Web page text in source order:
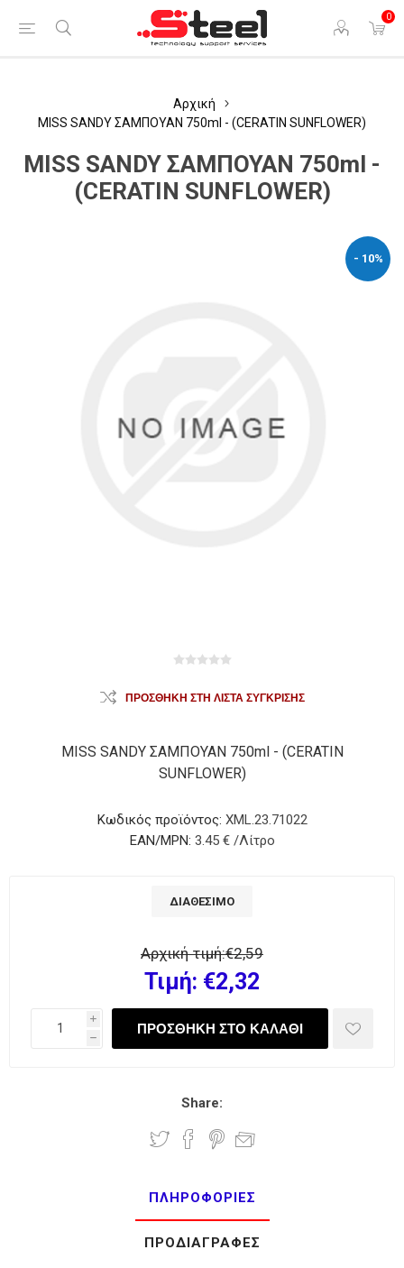
0
Αρχική
MISS SANDY ΣΑΜΠΟΥΑΝ 750ml - (CERATIN SUNFLOWER)
MISS SANDY ΣΑΜΠΟΥΑΝ 750ml -
(CERATIN SUNFLOWER)
- 10%
ΠΡΟΣΘΉΚΗ ΣΤΗ ΛΊΣΤΑ ΣΎΓΚΡΙΣΗΣ
MISS SANDY ΣΑΜΠΟΥΑΝ 750ml - (CERATIN
SUNFLOWER)
Κωδικός προϊόντος: XML.23.71022
EAN/MPN: 3.45 € /Λίτρο
ΔΙΑΘΈΣΙΜΟ
Αρχική τιμή:€2,59
Τιμή: €2,32
i
h
Share:
ΠΛΗΡΟΦΟΡΊΕΣ
ΠΡΟΔΙΑΓΡΑΦΈΣ